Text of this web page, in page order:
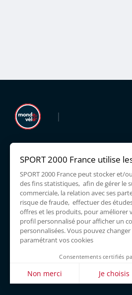
LIEU DIT FLASSA,
0468319220
FacebookInstagram
Lundi
Mardi
Mercredi
Jeudi
Vendredi
Dimanche